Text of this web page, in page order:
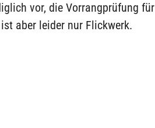
vor, die Vorrangprüfung für
aber leider nur Flickwerk.